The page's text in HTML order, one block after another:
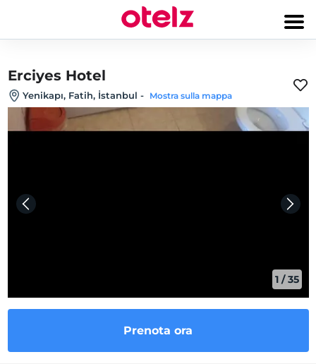
Erciyes Hotel
Yenikapı, Fatih, İstanbul - Mostra sulla mappa
1 /35
Prenota ora